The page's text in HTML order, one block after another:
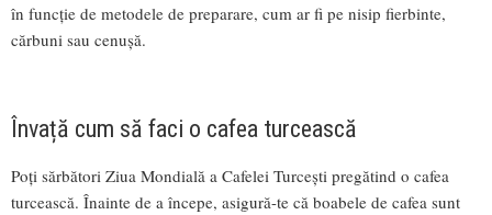
în funcție de metodele de preparare, cum ar fi pe nisip fierbinte,
cărbuni sau cenușă.
Învață cum să faci o cafea turcească
Poți sărbători Ziua Mondială a Cafelei Turcești pregătind o cafea
turcească. Înainte de a începe, asigură-te că boabele de cafea sunt